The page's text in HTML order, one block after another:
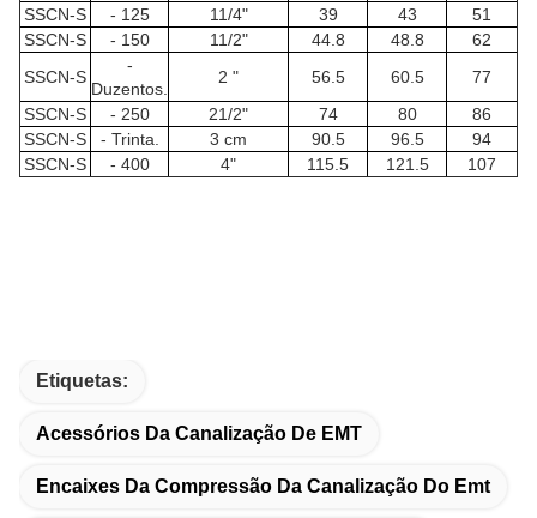
SSCN-S
- 125 11/4" 39 43
51
SSCN-S
- 150 11/2" 44.8 48.8
62
SSCN-S
-
Duzentos.
2 " 56.5 60.5
77
SSCN-S
- 250 21/2" 74 80
86
SSCN-S
- Trinta. 3 cm 90.5 96.5
94
SSCN-S
- 400 4" 115.5 121.5 107
Etiquetas:
Acessórios Da Canalização De EMT
Encaixes Da Compressão Da Canalização Do Emt